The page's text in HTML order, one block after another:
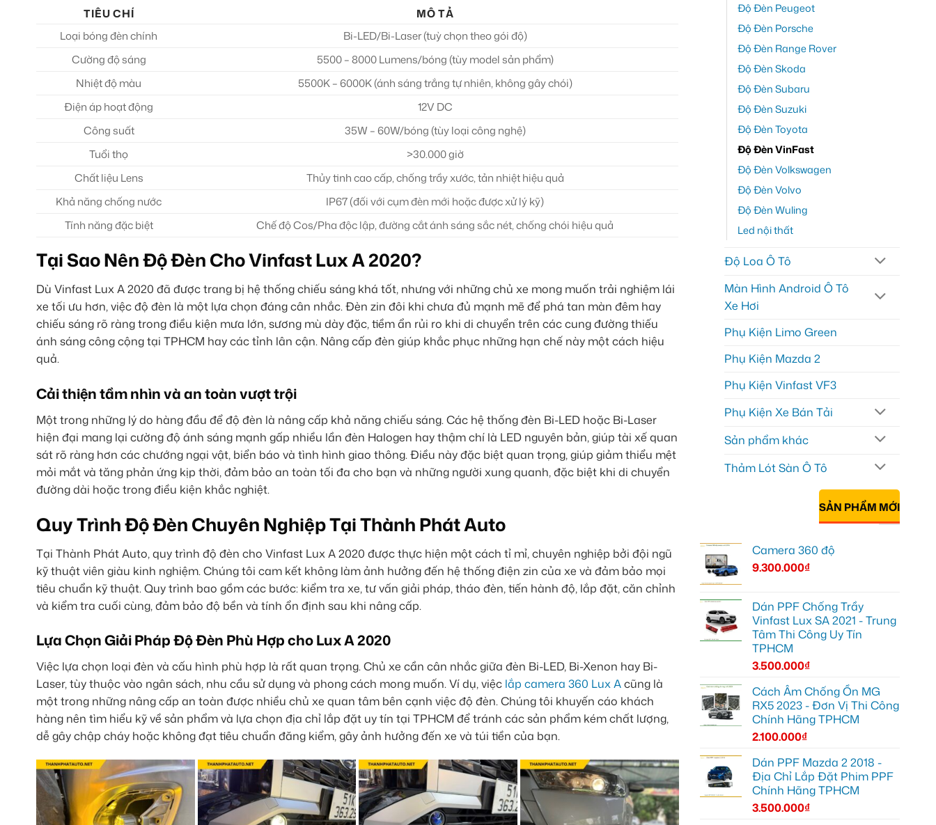
TIÊU CHÍ
MÔ TẢ
Loại bóng đèn chính
Bi-LED/Bi-Laser (tuỳ chọn theo gói độ)
Cường độ sáng
5500 – 8000 Lumens/bóng (tùy model sản phẩm)
Nhiệt độ màu
5500K – 6000K (ánh sáng trắng tự nhiên, không gây chói)
Điện áp hoạt động
12V DC
Công suất
35W – 60W/bóng (tùy loại công nghệ)
Tuổi thọ
>30.000 giờ
Chất liệu Lens
Thủy tinh cao cấp, chống trầy xước, tản nhiệt hiệu quả
Khả năng chống nước
IP67 (đối với cụm đèn mới hoặc được xử lý kỹ)
Tính năng đặc biệt
Chế độ Cos/Pha độc lập, đường cắt ánh sáng sắc nét, chống chói hiệu quả
Tại Sao Nên Độ Đèn Cho Vinfast Lux A 2020?
Dù Vinfast Lux A 2020 đã được trang bị hệ thống chiếu sáng khá tốt, nhưng với những chủ xe mong muốn trải nghiệm lái
xe tối ưu hơn, việc độ đèn là một lựa chọn đáng cân nhắc. Đèn zin đôi khi chưa đủ mạnh mẽ để phá tan màn đêm hay
chiếu sáng rõ ràng trong điều kiện mưa lớn, sương mù dày đặc, tiềm ẩn rủi ro khi di chuyển trên các cung đường thiếu
ánh sáng công cộng tại TPHCM hay các tỉnh lân cận. Nâng cấp đèn giúp khắc phục những hạn chế này một cách hiệu
quả.
Cải thiện tầm nhìn và an toàn vượt trội
Một trong những lý do hàng đầu để độ đèn là nâng cấp khả năng chiếu sáng. Các hệ thống đèn Bi-LED hoặc Bi-Laser
hiện đại mang lại cường độ ánh sáng mạnh gấp nhiều lần đèn Halogen hay thậm chí là LED nguyên bản, giúp tài xế quan
sát rõ ràng hơn các chướng ngại vật, biển báo và tình hình giao thông. Điều này đặc biệt quan trọng, giúp giảm thiểu mệt
mỏi mắt và tăng phản ứng kịp thời, đảm bảo an toàn tối đa cho bạn và những người xung quanh, đặc biệt khi di chuyển
đường dài hoặc trong điều kiện khắc nghiệt.
Quy Trình Độ Đèn Chuyên Nghiệp Tại Thành Phát Auto
Tại Thành Phát Auto, quy trình độ đèn cho Vinfast Lux A 2020 được thực hiện một cách tỉ mỉ, chuyên nghiệp bởi đội ngũ
kỹ thuật viên giàu kinh nghiệm. Chúng tôi cam kết không làm ảnh hưởng đến hệ thống điện zin của xe và đảm bảo mọi
tiêu chuẩn kỹ thuật. Quy trình bao gồm các bước: kiểm tra xe, tư vấn giải pháp, tháo đèn, tiến hành độ, lắp đặt, căn chỉnh
và kiểm tra cuối cùng, đảm bảo độ bền và tính ổn định sau khi nâng cấp.
Lựa Chọn Giải Pháp Độ Đèn Phù Hợp cho Lux A 2020
Việc lựa chọn loại đèn và cấu hình phù hợp là rất quan trọng. Chủ xe cần cân nhắc giữa đèn Bi-LED, Bi-Xenon hay Bi-
Laser, tùy thuộc vào ngân sách, nhu cầu sử dụng và phong cách mong muốn. Ví dụ, việc lắp camera 360 Lux Acũng là
một trong những nâng cấp an toàn được nhiều chủ xe quan tâm bên cạnh việc độ đèn. Chúng tôi khuyến cáo khách
hàng nên tìm hiểu kỹ về sản phẩm và lựa chọn địa chỉ lắp đặt uy tín tại TPHCM để tránh các sản phẩm kém chất lượng,
dễ gây chập cháy hoặc không đạt tiêu chuẩn đăng kiểm, gây ảnh hưởng đến xe và túi tiền của bạn.
Độ Đèn Peugeot
Độ Đèn Porsche
Độ Đèn Range Rover
Độ Đèn Skoda
Độ Đèn Subaru
Độ Đèn Suzuki
Độ Đèn Toyota
Độ Đèn VinFast
Độ Đèn Volkswagen
Độ Đèn Volvo
Độ Đèn Wuling
Led nội thất
Độ Loa Ô Tô
Màn Hình Android Ô Tô
Xe Hơi
Phụ Kiện Limo Green
Phụ Kiện Mazda 2
Phụ Kiện Vinfast VF3
Phụ Kiện Xe Bán Tải
Sản phẩm khác
Thảm Lót Sàn Ô Tô
SẢN PHẨM MỚI
Camera 360 độ
9.300.000₫
Dán PPF Chống Trầy
Vinfast Lux SA 2021 - Trung
Tâm Thi Công Uy Tín
TPHCM
3.500.000₫
Cách Âm Chống Ồn MG
RX5 2023 - Đơn Vị Thi Công
Chính Hãng TPHCM
2.100.000₫
Dán PPF Mazda 2 2018 -
Địa Chỉ Lắp Đặt Phim PPF
Chính Hãng TPHCM
3.500.000₫